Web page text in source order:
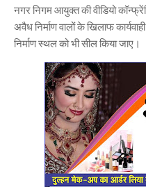
नगर निगम आयुक्त की वीडियो
अवैध निर्माण वालों के खिलाफ
निर्माण स्थल को भी सील किया जाए।